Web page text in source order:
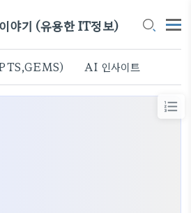
야기 (유용한 IT정보)
AI 인사이트